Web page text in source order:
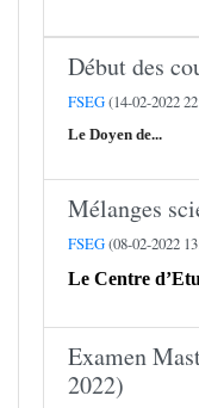
Début des
FSEG(14-02-2022
Le Doyen de...
Mélanges
FSEG(08-02-2022
Le Centre
Examen
2022)